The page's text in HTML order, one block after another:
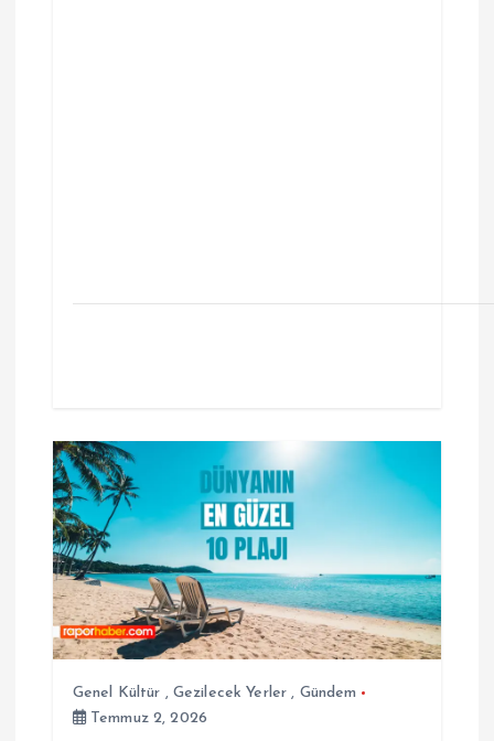
Genel Kültür , Gezilecek Yerler , Gündem
Temmuz 2, 2026